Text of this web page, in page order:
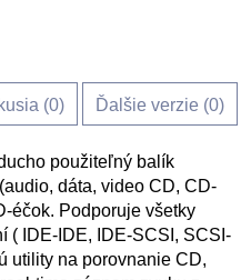
(0) Ďalšie verzie (0)
použiteľný balík
dáta, video CD, CD-
éčok. Podporuje všetky
( IDE-IDE, IDE-SCSI, SCSI-
utility na porovnanie CD,